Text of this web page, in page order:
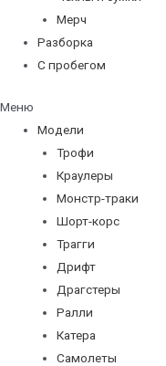
Мерч
Разборка
С пробегом
Меню
Модели
Трофи
Краулеры
Монстр-траки
Шорт-корс
Трагги
Дрифт
Драгстеры
Ралли
Катера
Самолеты